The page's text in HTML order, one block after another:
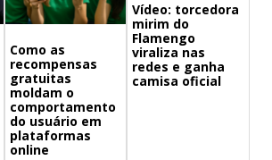
Como as
recompensas
gratuitas
moldam o
comportamento
do usuário em
plataformas
online
Vídeo: torcedora
mirim do
Flamengo
viraliza nas
redes e ganha
camisa oficial